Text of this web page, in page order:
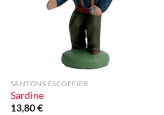
SANTONS ESCOFFIER
Sardine
13,80€